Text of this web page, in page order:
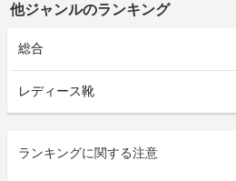
他ジャンルのランキング
総合
レディース靴
ランキングに関する注意